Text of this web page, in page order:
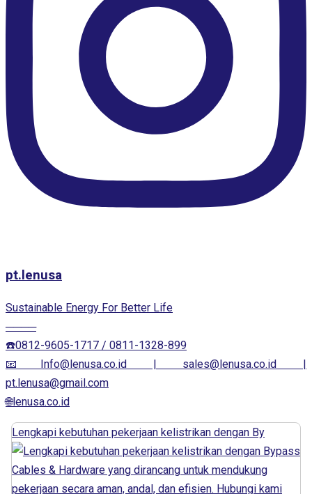
pt.lenusa
Sustainable Energy For Better Life
────
☎️0812-9605-1717 / 0811-1328-899
📧Info@lenusa.co.id | sales@lenusa.co.id |
pt.lenusa@gmail.com
🌐lenusa.co.id
Lengkapi kebutuhan pekerjaan kelistrikan dengan By